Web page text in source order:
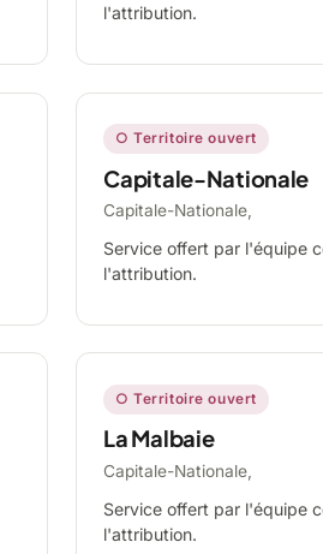
l'attribution.
○ Territoire ouvert
Capitale-Nationale
Capitale-Nationale,
Service offert par l'équipe
l'attribution.
○ Territoire ouvert
La Malbaie
Capitale-Nationale,
Service offert par l'équipe
l'attribution.